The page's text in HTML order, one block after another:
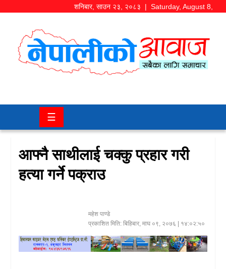
शनिबार, साउन २३, २०८३ | Saturday, August 8,
समाज/
चितवन
मनोरञ्जन
खेलकुद
☰
आफ्नै साथीलाई चक्कु प्रहार गरी
हत्या गर्ने पक्राउ
महेश पाण्डे
प्रकाशित मिति: बिहिबार, माघ ०९, २०७६ | १४:०२:५०